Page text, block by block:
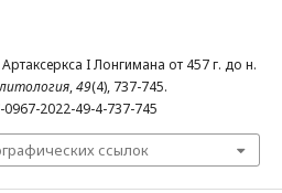
I Лонгимана от 457 г. до н.
,49(4), 737-745.
2022-49-4-737-745
ссылок